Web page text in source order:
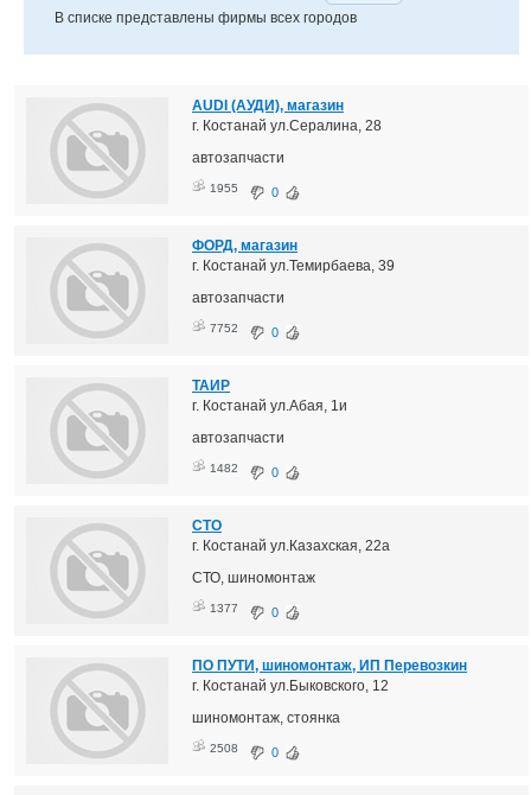
В списке представлены фирмы всех городов
AUDI (АУДИ), магазин
г. Костанай ул.Сералина, 28
автозапчасти
1955 0
ФОРД, магазин
г. Костанай ул.Темирбаева, 39
автозапчасти
7752 0
ТАИР
г. Костанай ул.Абая, 1и
автозапчасти
1482 0
СТО
г. Костанай ул.Казахская, 22а
СТО, шиномонтаж
1377 0
ПО ПУТИ, шиномонтаж, ИП Перевозкин
г. Костанай ул.Быковского, 12
шиномонтаж, стоянка
2508 0